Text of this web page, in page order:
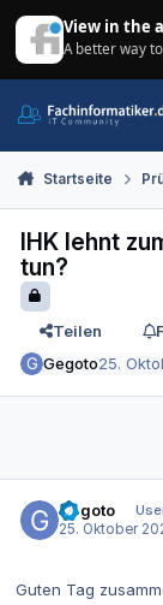
View in the
A better way
Startseite
IHK lehnt
tun?
Teilen
Gegoto25.
Gegoto
25. Oktober
Guten Tag